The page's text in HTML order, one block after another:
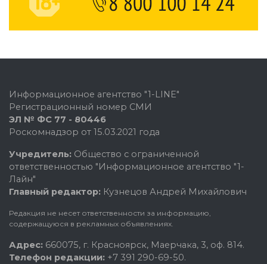
Информационное агентство "1-LINE"
Регистрационный номер СМИ
ЭЛ № ФС 77 - 80446
Роскомнадзор от 15.03.2021 года
Учредитель: Общество с ограниченной
ответственностью "Информационное агентство "1-
Лайн"
Главный редактор: Кузнецов Андрей Михайлович
Редакция не несет ответственности за информацию,
содержащуюся в рекламных объявлениях.
Адрес: 660075, г. Красноярск, Маерчака, 3, оф. 814.
Телефон редакции: +7 391 290-69-50.